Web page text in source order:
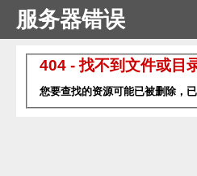
服务器错误
404 - 找不到文件或目录
您要查找的资源可能已被删除，